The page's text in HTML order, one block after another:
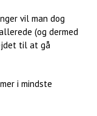
vil man dog
(og dermed
til at gå
i mindste